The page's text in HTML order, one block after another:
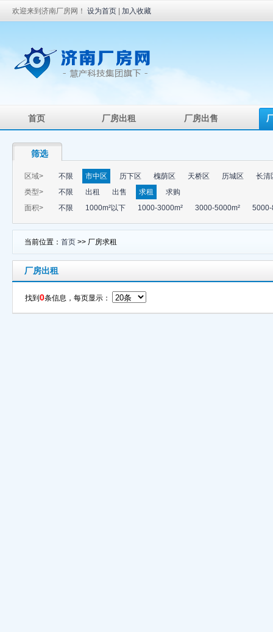
欢迎来到济南厂房网！ 设为首页 加入收藏
首页 厂房出租 厂房出售
筛选
区域> 不限 市中区 历下区 槐荫区 天桥区 历城区
长清
类型>
不限 出租 出售 求租
求购
面积>
不限 1000m²以下 1000-3000m² 3000-5000m² 5000-
当前位置： 首页 >> 厂房求租
厂房出租
找到 0条信息，每页显示：